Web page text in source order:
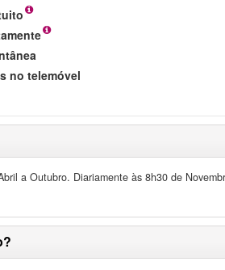
no telemóvel
a Outubro. Diariamente às 8h30 de